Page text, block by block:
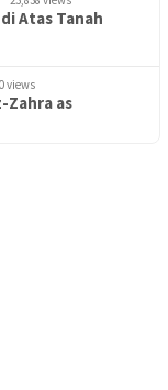
Atas Tanah
views
Zahra as